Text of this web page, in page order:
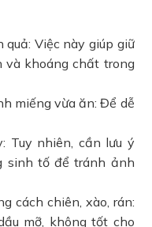
Việc này giúp giữ
và khoáng chất trong
miếng vừa ăn: Để dễ
Tuy nhiên, cần lưu ý
sinh tố để tránh ảnh
cách chiên, xào, rán:
mỡ, không tốt cho